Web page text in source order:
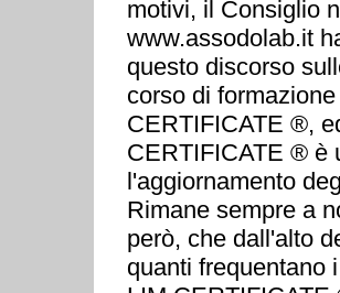
motivi, il Consiglio
www.assodolab.it
questo discorso
corso di
CERTIFICATE ®,
CERTIFICATE ® è
l'aggiornamento
Rimane sempre a
però, che dall'alto
quanti frequentano